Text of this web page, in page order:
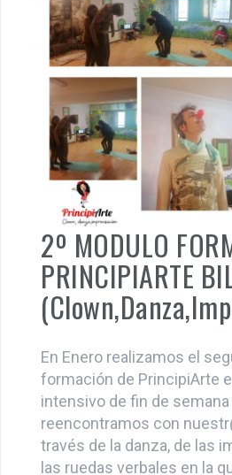
2º MODULO
PRINCIPIARTE
En Enero realizamos el
formación de PrincipiArte
intensivo de fin de
través de la danza, de las
las ruedas verbales en la
conscientes los procesos
fuimos avanzando […]